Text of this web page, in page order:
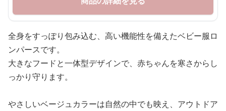
全身をすっぽり包み込む、高い機能性を備えたベビー服ロ
ンパースです。
大きなフードと一体型デザインで、赤ちゃんを寒さからし
っかり守ります。
やさしいベージュカラーは自然の中でも映え、アウトドア